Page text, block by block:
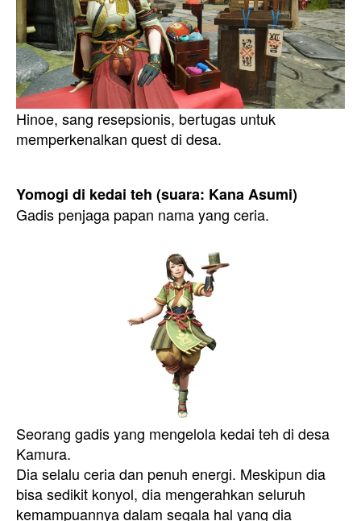
Hinoe, sang resepsionis, bertugas untuk
memperkenalkan quest di desa.
Yomogi di kedai teh (suara: Kana Asumi)
Gadis penjaga papan nama yang ceria.
Seorang gadis yang mengelola kedai teh di desa
Kamura.
Dia selalu ceria dan penuh energi. Meskipun dia
bisa sedikit konyol, dia mengerahkan seluruh
kemampuannya dalam segala hal yang dia